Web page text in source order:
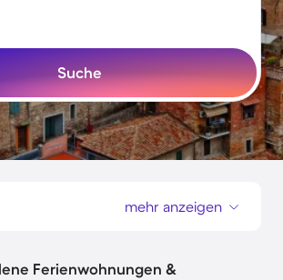
Suche
mehr anzeigen
Ferienwohnungen &